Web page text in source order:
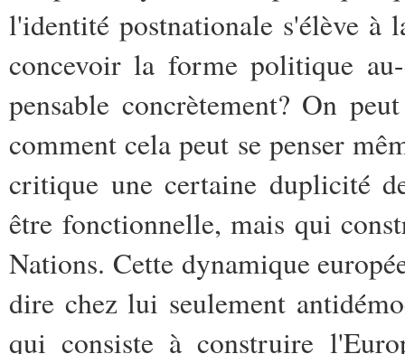
l'identité postnationale s'élève
concevoir la forme politique
pensable concrètement? On
comment cela peut se penser
critique une certaine duplicité
être fonctionnelle, mais qui
Nations. Cette dynamique
dire chez lui seulement
qui consiste à construire